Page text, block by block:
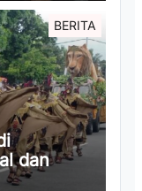
BERITA
dan